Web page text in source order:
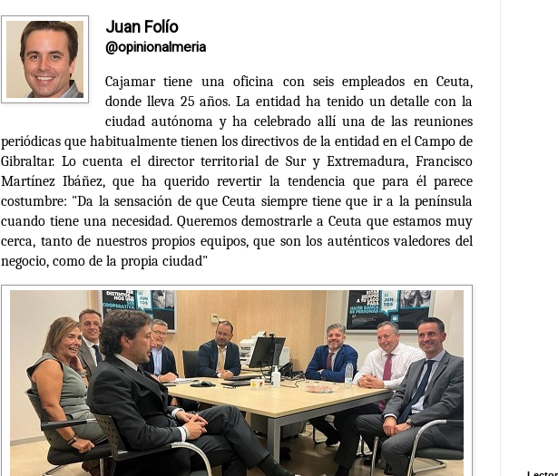
Juan Folío
@opinionalmeria
Cajamar tiene una oficina con seis empleados en Ceuta,
donde lleva 25 años. La entidad ha tenido un detalle con la
ciudad autónoma y ha celebrado allí una de las reuniones
periódicas que habitualmente tienen los directivos de la entidad en el Campo de
Gibraltar. Lo cuenta el director territorial de Sur y Extremadura, Francisco
Martínez Ibáñez, que ha querido revertir la tendencia que para él parece
costumbre: "Da la sensación de que Ceuta siempre tiene que ir a la península
cuando tiene una necesidad. Queremos demostrarle a Ceuta que estamos muy
cerca, tanto de nuestros propios equipos, que son los auténticos valedores del
negocio, como de la propia ciudad"